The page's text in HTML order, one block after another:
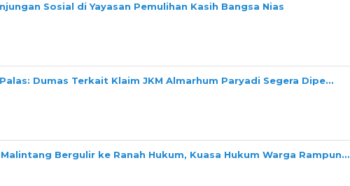
Sosial di Yayasan Pemulihan Kasih Bangsa Nias
Dumas Terkait Klaim JKM Almarhum Paryadi Segera Dipe…
Bergulir ke Ranah Hukum, Kuasa Hukum Warga Rampun…